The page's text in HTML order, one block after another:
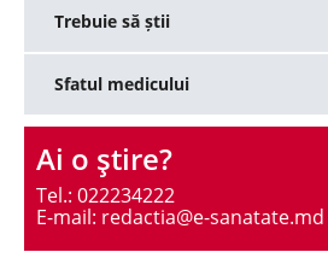
Trebuie să știi
Sfatul medicului
Ai o ştire?
Tel.: 022234222
E-mail: redactia@e-sanatate.md